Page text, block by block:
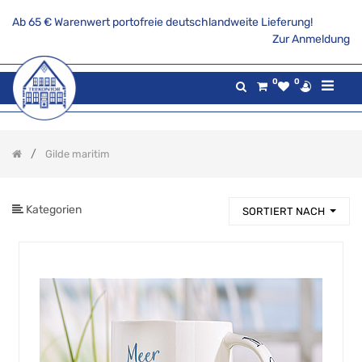
Ab 65 € Warenwert portofreie deutschlandweite Lieferung!
Zur Anmeldung
0 0
Gilde maritim
SORTIERT NACH
Kategorien
PRODUKTKATEGORIE
Alle
Produkte
Aktionsangebote
Gaumenfreuden
Leuchten,
Maritime
Küche
gedeckter